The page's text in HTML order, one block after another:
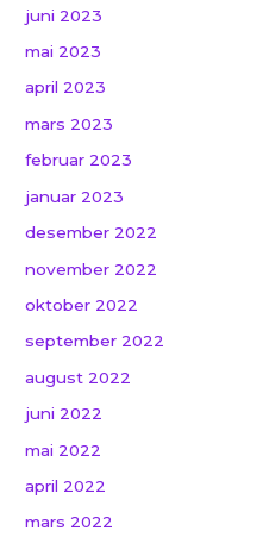
juni 2023
mai 2023
april 2023
mars 2023
februar 2023
januar 2023
desember 2022
november 2022
oktober 2022
september 2022
august 2022
juni 2022
mai 2022
april 2022
mars 2022